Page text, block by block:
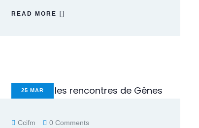
READ MORE
25 MAR
Ccifm 0 Comments